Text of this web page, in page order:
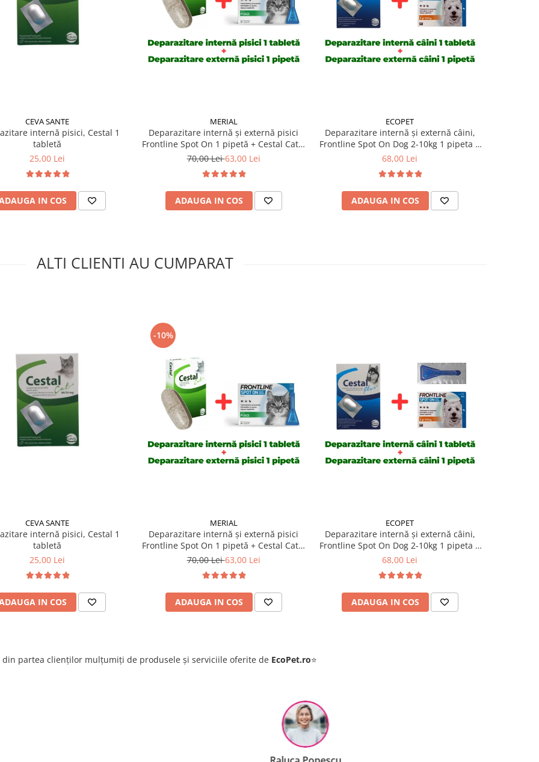
CEVA SANTE
internă pisici, Cestal 1
tabletă
25,00 Lei
IN COS
MERIAL
Deparazitare internă și externă pisici
Frontline Spot On 1 pipetă + Cestal Cat 1
tabletă
70,00 Lei63,00 Lei
ADAUGA IN COS
ECOPET
Deparazitare internă și externă câini,
Frontline Spot On Dog 2-10kg 1 pipeta +
Cestal Dog 1 tableta
68,00 Lei
ADAUGA IN COS
ALTI CLIENTI AU CUMPARAT
CEVA SANTE
internă pisici, Cestal 1
tabletă
25,00 Lei
IN COS
-10%
MERIAL
Deparazitare internă și externă pisici
Frontline Spot On 1 pipetă + Cestal Cat 1
tabletă
70,00 Lei63,00 Lei
ADAUGA IN COS
ECOPET
Deparazitare internă și externă câini,
Frontline Spot On Dog 2-10kg 1 pipeta +
Cestal Dog 1 tableta
68,00 Lei
ADAUGA IN COS
din partea clienților mulțumiți de produsele și serviciile oferite de EcoPet.ro⭐